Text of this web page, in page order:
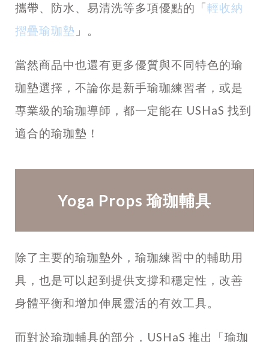
攜帶、防水、易清洗等多項優點的「輕收納
摺疊瑜珈墊 」。
當然商品中也還有更多優質與不同特色的瑜
珈墊選擇，不論你是新手瑜珈練習者，或是
專業級的瑜珈導師，都一定能在 USHaS 找到
適合的瑜珈墊！
Yoga Props 瑜珈輔具
除了主要的瑜珈墊外，瑜珈練習中的輔助用
具，也是可以起到提供支撐和穩定性，改善
身體平衡和增加伸展靈活的有效工具。
而對於瑜珈輔具的部分，USHaS 推出「瑜珈